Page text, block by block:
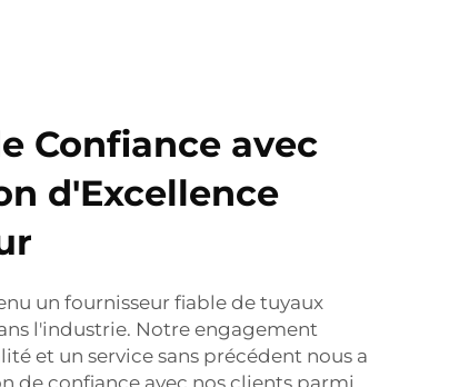
Confiance avec
d'Excellence
un fournisseur fiable de tuyaux
l'industrie. Notre engagement
et un service sans précédent nous a
de confiance avec nos clients parmi